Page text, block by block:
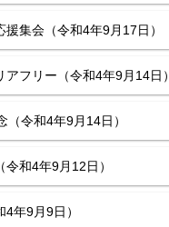
援集会（令和4年9月17日）
アフリー（令和4年9月14日）
（令和4年9月14日）
和4年9月12日）
年9月9日）